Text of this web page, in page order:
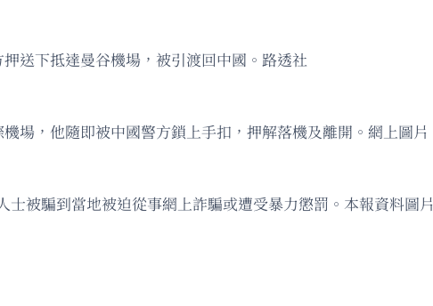
送下抵達曼谷機場，被引渡回中國。路透社
場，他隨即被中國警方鎖上手扣，押解落機及離開。網上圖片
被騙到當地被迫從事網上詐騙或遭受暴力懲罰。本報資料圖片